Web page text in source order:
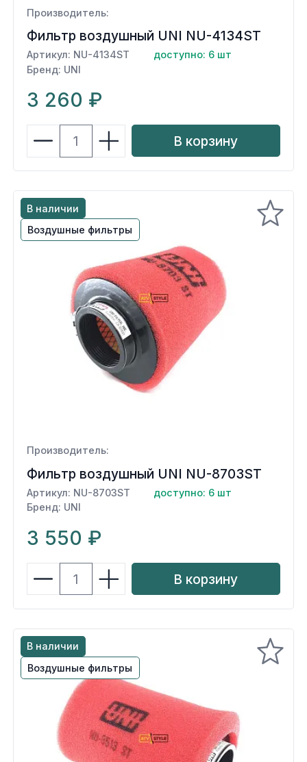
Производитель:
Фильтр воздушный UNI NU-4134ST
Артикул: NU-4134ST
доступно: 6 шт
Бренд: UNI
3 260 ₽
В корзину
В наличии
Воздушные фильтры
Производитель:
Фильтр воздушный UNI NU-8703ST
Артикул: NU-8703ST
доступно: 6 шт
Бренд: UNI
3 550 ₽
В корзину
В наличии
Воздушные фильтры